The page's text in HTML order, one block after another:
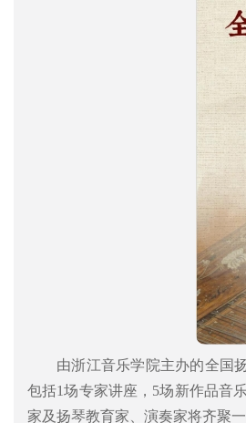
由浙江音乐学院主办的全国
包括1场专家讲座，5场新作品音
家及扬琴教育家、演奏家将齐聚一